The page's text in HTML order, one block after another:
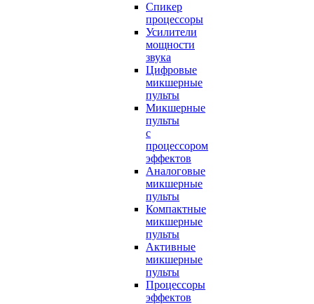
Спикер
процессоры
Усилители
мощности
звука
Цифровые
микшерные
пульты
Микшерные
пульты
с
процессором
эффектов
Аналоговые
микшерные
пульты
Компактные
микшерные
пульты
Активные
микшерные
пульты
Процессоры
эффектов